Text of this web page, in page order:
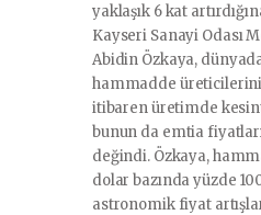
yaklaşık 6 kat
Kayseri Sanayi Odası
Abidin Özkaya,
hammadde
itibaren üretimde
bunun da emtia
değindi. Özkaya,
dolar bazında yüzde
astronomik fiyat